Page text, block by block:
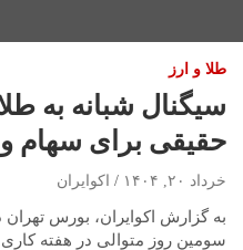
طلا و ارز
سیگنال شبانه به
حقیقی برای سهام
خرداد ۲۰, ۱۴۰۴ اکوایران
به گزارش اکوایران، بورس تهران
سومین روز متوالی در هفته کاری